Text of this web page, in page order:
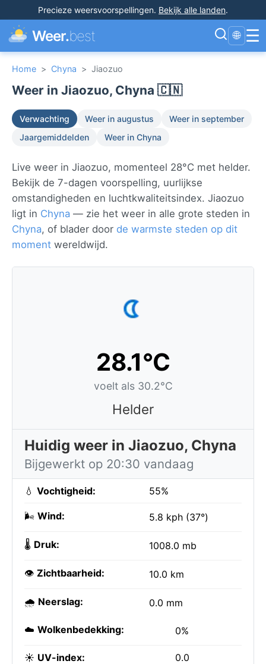
Precieze weersvoorspellingen. Bekijk alle landen.
Weer.best 🌐 ☰
Home > Chyna > Jiaozuo
Weer in Jiaozuo, Chyna 🇨🇳
Verwachting Weer in augustus
Weer in september
Jaargemiddelden
Weer in Chyna
Live weer in Jiaozuo, momenteel 28°C met helder.
Bekijk de 7-dagen voorspelling, uurlijkse
omstandigheden en luchtkwaliteitsindex. Jiaozuo
ligt in Chyna — zie het weer in alle grote steden in
Chyna, of blader door de warmste steden op dit
moment wereldwijd.
28.1°C
voelt als 30.2°C
Helder
Huidig weer in Jiaozuo, Chyna
Bijgewerkt op 20:30 vandaag
💧 Vochtigheid: 55%
🌬️ Wind: 5.8 kph (37°)
🌡️ Druk: 1008.0 mb
👁️ Zichtbaarheid: 10.0 km
🌧️ Neerslag: 0.0 mm
☁️ Wolkenbedekking: 0%
☀️ UV-index: 0.0